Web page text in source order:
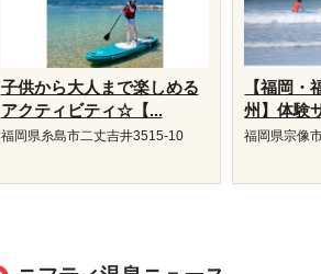
子供から大人まで楽しめる
アクティビティ☆【...
福岡県糸島市二丈吉井3515-10
【福岡・
州】体験
福岡県宗像